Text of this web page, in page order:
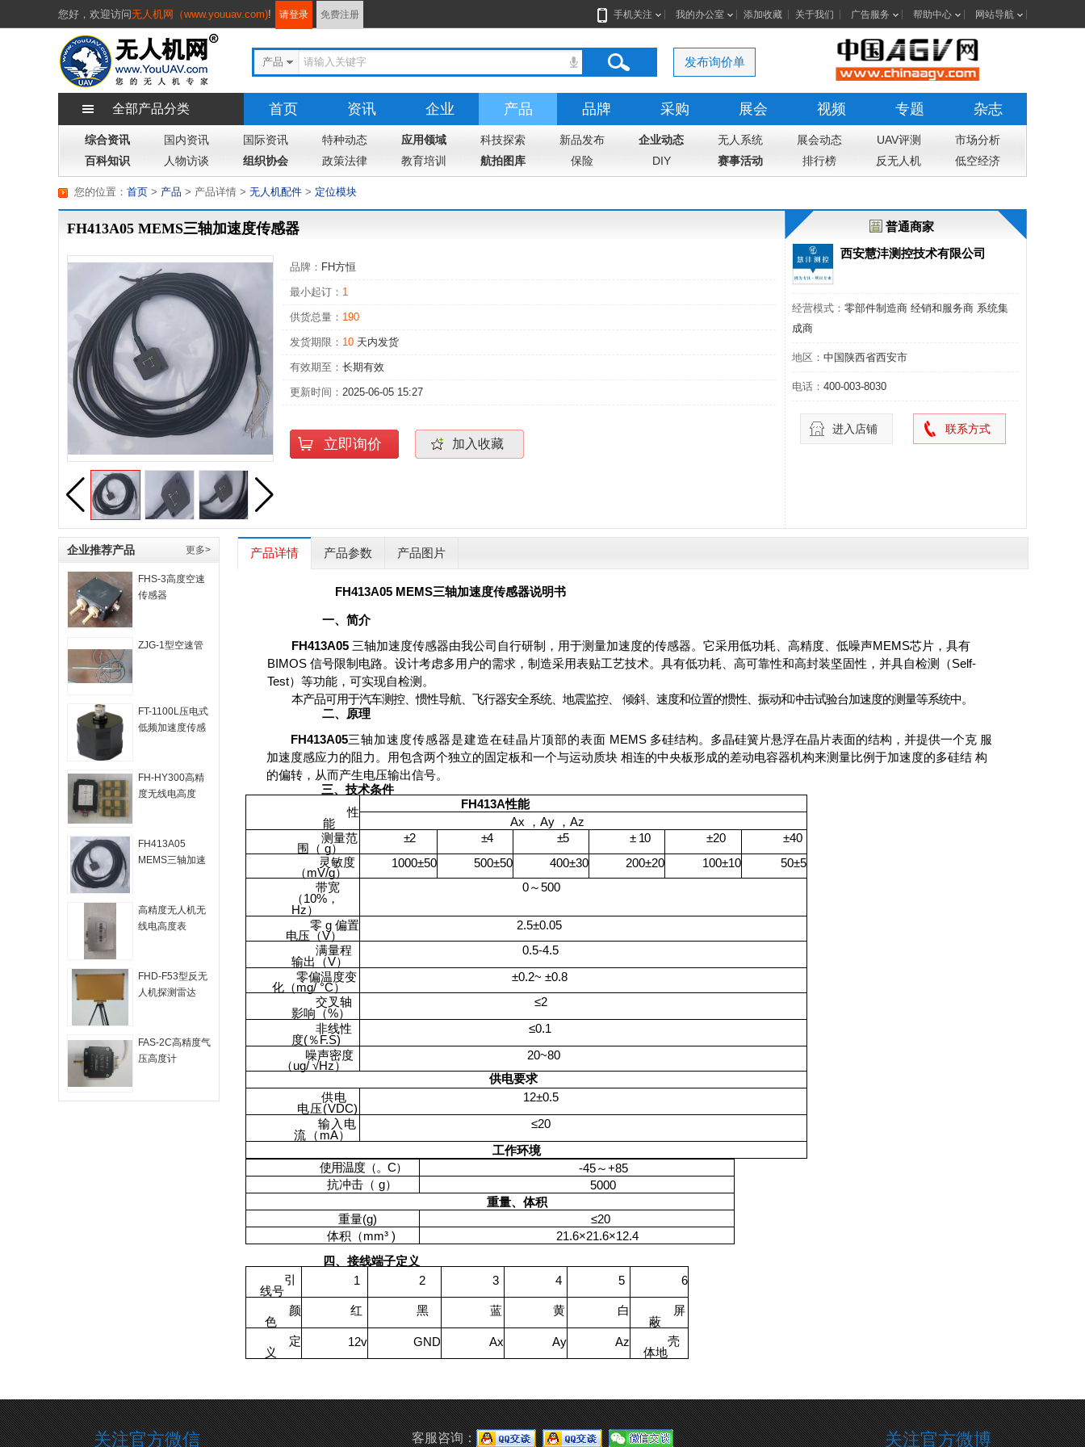
您好， 欢迎访问无人机网（www.youuav.com)! 请登录 免费注册 手机关注 我的办公室 添加收藏 关于我们 广告服务 帮助中心 网站导航
产品 发布询价单
全部产品分类 首页 资讯 企业 产品 品牌 采购 展会 视频 专题 杂志
综合资讯 国内资讯 国际资讯 特种动态 应用领域 科技探索 新品发布 企业动态 无人系统 展会动态 UAV评测
市场分析
百科知识
人物访谈 组织协会 政策法律 教育培训 航拍图库 保险 DIY 赛事活动 排行榜 反无人机 低空经济
您的位置： 首页 > 产品 > 无人机配件 > 定位模块
> 产品详情
FH413A05 MEMS三轴加速度传感器
品牌： FH方恒
最小起订： 1
供货总量： 190
发货期限： 10 天内发货
有效期至： 长期有效
更新时间： 2025-06-05 15:27
立即询价 加入收藏
普通商家
西安慧沣测控技术有限公司
经营模式： 零部件制造商 经销和服务商 系统集
成商
地区： 中国陕西省西安市
电话： 400-003-8030
进入店铺 联系方式
企业推荐产品 更多>
FHS-3高度空速
传感器
ZJG-1型空速管
FT-1100L压电式
低频加速度传感
FH-HY300高精
度无线电高度
FH413A05
MEMS三轴加速
高精度无人机无
线电高度表
FHD-F53型反无
人机探测雷达
FAS-2C高精度气
压高度计
产品详情 产品参数 产品图片
FH413A05 MEMS三轴加速度传感器说明书
一、简介
FH413A05 三轴加速度传感器由我公司 自行研制，用于测量加速度的传感器。它采用低功耗、高精度、低噪声MEMS芯片，具有
BIMOS 信号限制电路。设计考虑多用户的需求， 制造采用表贴工艺技术。具有低功耗、高可靠性和高封装坚固性，并具自检测（Self-
Test）等功能，可实现自检测。
本产品可用于汽车测控、惯性导航、飞行器安全系统、地震监控、
倾斜、速度和位置的惯性、振动和冲击试验台加速度的测量等系统中。
二、原理
FH413A05三轴加速度传感器是建造在硅晶片顶部的表面 MEMS 多硅结构。多晶硅簧片悬浮在晶片表面的结构，并提供一个克 服
加速度感应力的阻力。用包含两个独立的固定板和一个与运动质块 相连的中央板形成的差动电容器机构来测量比例于加速度的多硅结 构
的偏转，从而产生电压输出信号。
三、技术条件
性
能
FH413A性能
Ax
， Ay ， Az
测量范
围（ g）
±2 ±4 ±5 ± 10 ±20
±40
灵敏度
（mV/g）
1000±50 500±50 400±30 200±20 100±10 50±5
带宽
（10%，
Hz）
0～500
零 g 偏置
电压（V）
2.5±0.05
满量程
输出（V）
0.5-4.5
零偏温度变
化（mg/ °C）
±0.2~ ±0.8
交叉轴
影响（%）
≤2
非线性
度(％F.S)
≤0.1
噪声密度
（ug/ √Hz）
20~80
供电要求
供电
电压(VDC)
12±0.5
输入电
流（ mA）
≤20
工作环境
使用温度（。C）
-45～+85
抗冲击（ g）
5000
重量、体积
重量(g)
≤20
体积（mm³ )
21.6×21.6×12.4
四、接线端子定义
引
线号
1 2 3 4 5 6
颜
色
红 黑 蓝 黄 白
屏
蔽
定
义
12v GND Ax Ay Az
壳
体地
客服咨询：
关注官方微信 关注官方微博